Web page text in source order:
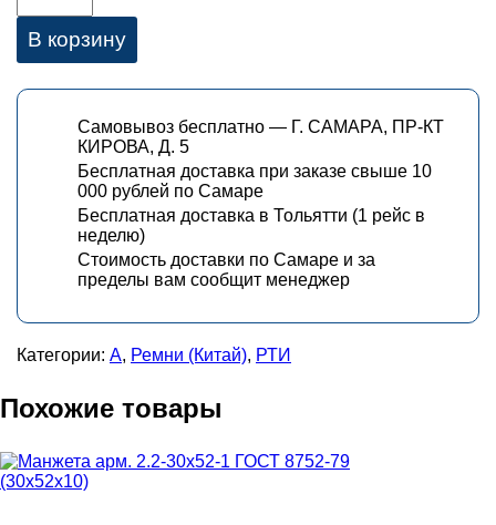
В корзину
Самовывоз бесплатно — Г. САМАРА, ПР-КТ
КИРОВА, Д. 5
Бесплатная доставка при заказе свыше 10
000 рублей по Самаре
Бесплатная доставка в Тольятти (1 рейс в
неделю)
Стоимость доставки по Самаре и за
пределы вам сообщит менеджер
Категории: А, Ремни (Китай), РТИ
Похожие товары